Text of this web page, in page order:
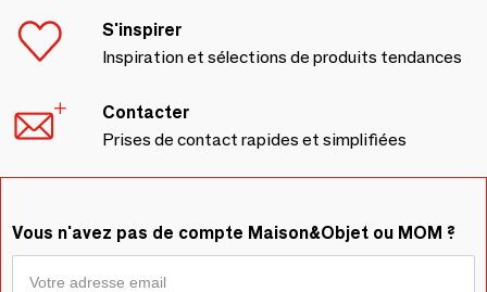
S'inspirer
Inspiration et sélections de produits tendances
Contacter
Prises de contact rapides et simplifiées
Vous n'avez pas de compte Maison&Objet ou MOM ?